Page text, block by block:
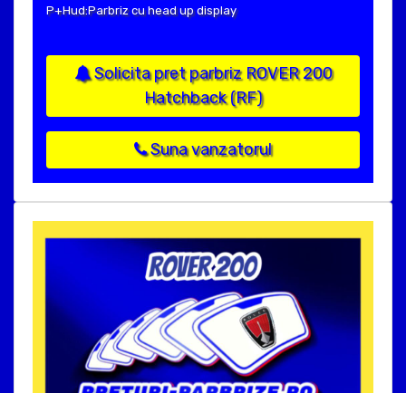
P+Hud:Parbriz cu head up display
Solicita pret parbriz ROVER 200
Hatchback (RF)
Suna vanzatorul